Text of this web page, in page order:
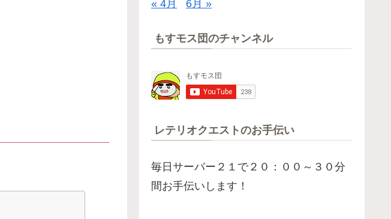
« 4月 6月 »
もすモス団のチャンネル
レテリオクエストのお手伝い
毎日サーバー２１で２０：００～３０分
間お手伝いします！